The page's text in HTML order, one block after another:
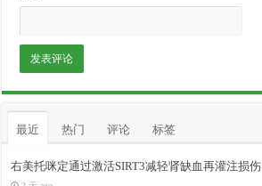
最近 热门 评论 标签
右美托咪定通过激活SIRT3减轻肾缺血再灌注损伤